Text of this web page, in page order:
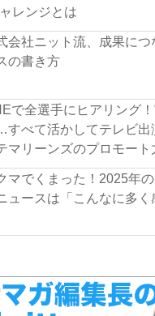
レンジとは
会社ニット流、成果につ
の書き方
で全選手にヒアリング
すべて活かしてテレビ出
マリーンズのプロモート
クマでくまった！2025年
ュースは「こんなに多